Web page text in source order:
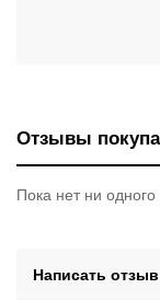
Отзывы
Пока нет ни
Написать отзыв